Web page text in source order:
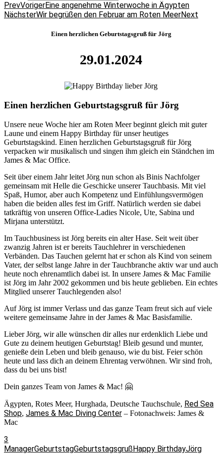
PrevVorigerEine angenehme Winterwoche in Ägypten
NächsterWir begrüßen den Februar am Roten MeerNext
Einen herzlichen Geburtstagsgruß für Jörg
29.01.2024
Einen herzlichen Geburtstagsgruß für Jörg
Unsere neue Woche hier am Roten Meer beginnt gleich mit guter
Laune und einem Happy Birthday für unser heutiges
Geburtstagskind. Einen herzlichen Geburtstagsgruß für Jörg
verpacken wir musikalisch und singen ihm gleich ein Ständchen im
James & Mac Office.
Seit über einem Jahr leitet Jörg nun schon als Binis Nachfolger
gemeinsam mit Helle die Geschicke unserer Tauchbasis. Mit viel
Spaß, Humor, aber auch Kompetenz und Einfühlungsvermögen
haben die beiden alles fest im Griff. Natürlich werden sie dabei
tatkräftig von unseren Office-Ladies Nicole, Ute, Sabina und
Mirjana unterstützt.
Im Tauchbusiness ist Jörg bereits ein alter Hase. Seit weit über
zwanzig Jahren ist er bereits Tauchlehrer in verschiedenen
Verbänden. Das Tauchen gelernt hat er schon als Kind von seinem
Vater, der selbst lange Jahre in der Tauchbranche aktiv war und auch
heute noch ehrenamtlich dabei ist. In unsere James & Mac Familie
ist Jörg im Jahr 2002 gekommen und bis heute geblieben. Ein echtes
Mitglied unserer Tauchlegenden also!
Auf Jörg ist immer Verlass und das ganze Team freut sich auf viele
weitere gemeinsame Jahre in der James & Mac Basisfamilie.
Lieber Jörg, wir alle wünschen dir alles nur erdenklich Liebe und
Gute zu deinem heutigen Geburtstag! Bleib gesund und munter,
genieße dein Leben und bleib genauso, wie du bist. Feier schön
heute und lass dich an deinem Ehrentag verwöhnen. Wir sind froh,
dass du bei uns bist!
Dein ganzes Team von James & Mac! 🤗
Ägypten, Rotes Meer, Hurghada, Deutsche Tauchschule, Red Sea
Shop, James & Mac Diving Center – Fotonachweis: James &
Mac
3
ManagerGeburtstagGeburtstagsgrußHappy BirthdayJörg